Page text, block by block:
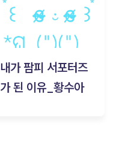
내가 팜피 서포터즈
가 된 이유_황수아